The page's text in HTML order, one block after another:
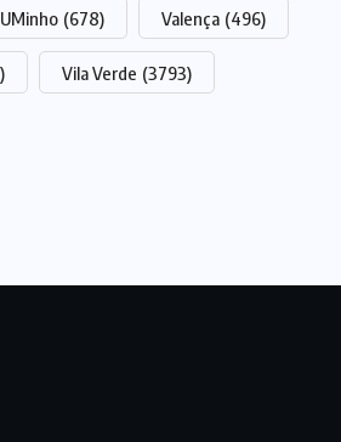
UMinho (678) Valença (496)
Vila Verde (3793)